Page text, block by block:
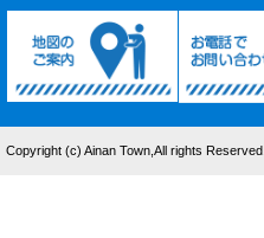
Copyright (c) Ainan Town,All rights Reserved.